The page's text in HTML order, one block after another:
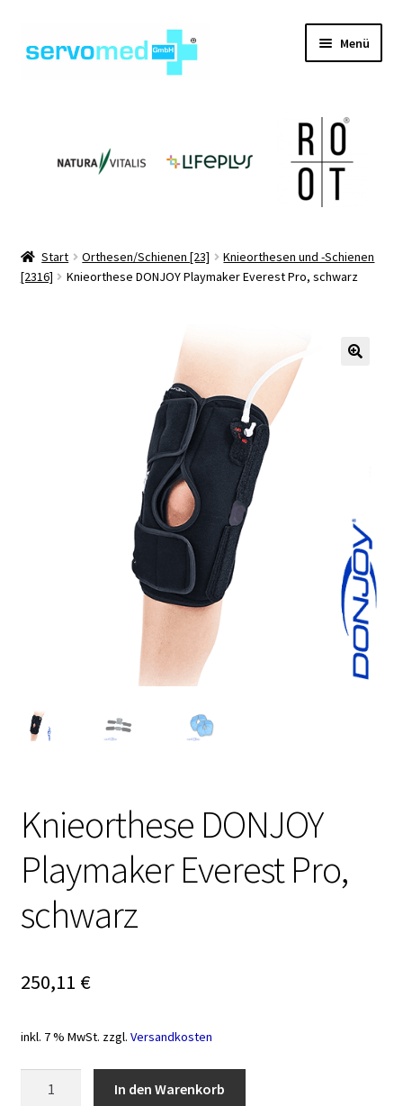
Navigation
Inhalt
Menü
öffnen
Pflegehilfsmittel
öffnen
Start Orthesen/Schienen [23]
Knieorthesen und -Schienen
[2316]
Knieorthese DONJOY Playmaker Everest Pro, schwarz
Knieorthese DONJOY
Playmaker Everest Pro,
schwarz
250,11 €
inkl. 7 % MwSt. zzgl. Versandkosten
In den Warenkorb